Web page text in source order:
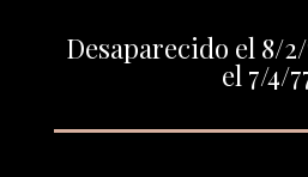
Desaparecido el 8/
el 7/4/